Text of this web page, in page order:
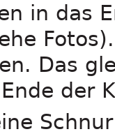
in das
Das
der